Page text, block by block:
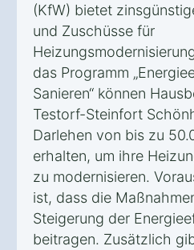
(KfW) bietet
und Zuschüsse für
das Programm
Sanieren“ können
Testorf-Steinfort
Darlehen von bis zu
erhalten, um ihre
zu modernisieren.
ist, dass die
Steigerung der
beitragen. Zusätzlich